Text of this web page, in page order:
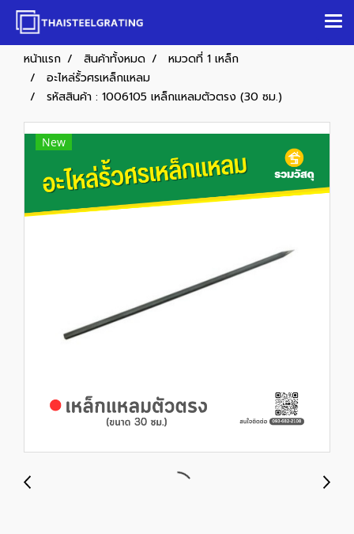
หน้าแรก สินค้าทั้งหมด
หมวดที่ 1 เหล็ก
อะไหล่รั้วศรเหล็กแหลม
รหัสสินค้า : 1006105 เหล็กแหลมตัวตรง (30 ซม.)
New